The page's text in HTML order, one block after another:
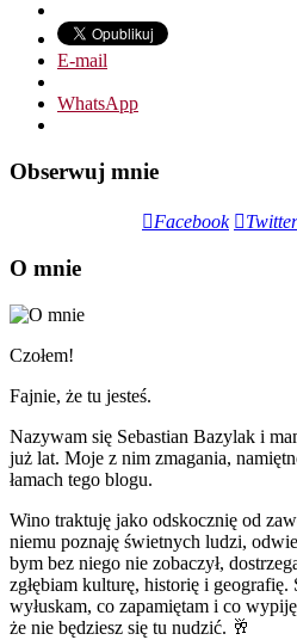
E-mail
WhatsApp
Obserwuj mnie
Facebook Twitter
O mnie
Czołem!
Fajnie, że tu jesteś.
Nazywam się Sebastian Bazylak i
już lat. Moje z nim zmagania,
łamach tego blogu.
Wino traktuję jako odskocznię od
niemu poznaję świetnych ludzi,
bym bez niego nie zobaczył,
zgłębiam kulturę, historię i geografię.
wyłuskam, co zapamiętam i co
że nie będziesz się tu nudzić. 🥂